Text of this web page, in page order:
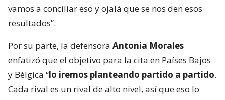
vamos a conciliar eso y ojalá que se nos den esos
resultados”.
Por su parte, la defensora Antonia Morales
enfatizó que el objetivo para la cita en Países Bajos
y Bélgica “lo iremos planteando partido a partido.
Cada rival es un rival de alto nivel, así que eso lo